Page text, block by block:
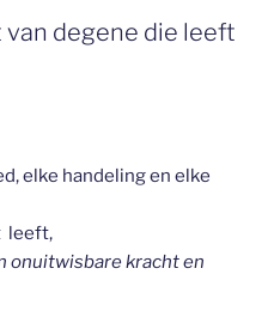
van degene die leeft
elke handeling en elke
leeft,
onuitwisbare kracht en